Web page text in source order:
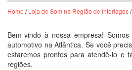
Home /Loja de Som na Região de Interlagos
Bem-vindo à nossa empresa!
automotivo na Atlântica. Se você
estaremos prontos para atendê-lo e
regiões.